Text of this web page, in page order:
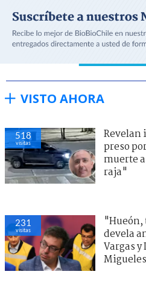
VISTO AHORA
518
visitas
Revelan
preso
muerte
raja"
231
visitas
devela
Vargas y
Migueles